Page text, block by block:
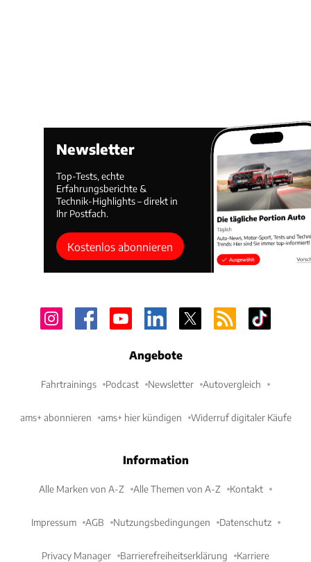
Newsletter
Top-Tests, echte
Erfahrungsberichte &
Technik-Highlights – direkt in
Ihr Postfach.
Kostenlos abonnieren
Angebote
Fahrtrainings Podcast Newsletter Autovergleich
ams+ abonnieren ams+ hier kündigen Widerruf digitaler Käufe
Information
Alle Marken von A-Z Alle Themen von A-Z Kontakt
Impressum AGB Nutzungsbedingungen Datenschutz
Privacy Manager Barrierefreiheitserklärung Karriere